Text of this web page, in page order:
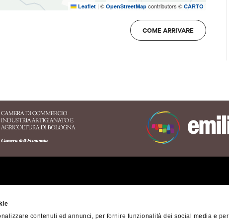
contenuti ed annunci, per fornire funzionalità dei social media e per
Leaflet | © OpenStreetMapcontributors © CARTO
COME ARRIVARE
Turistico Bologna-